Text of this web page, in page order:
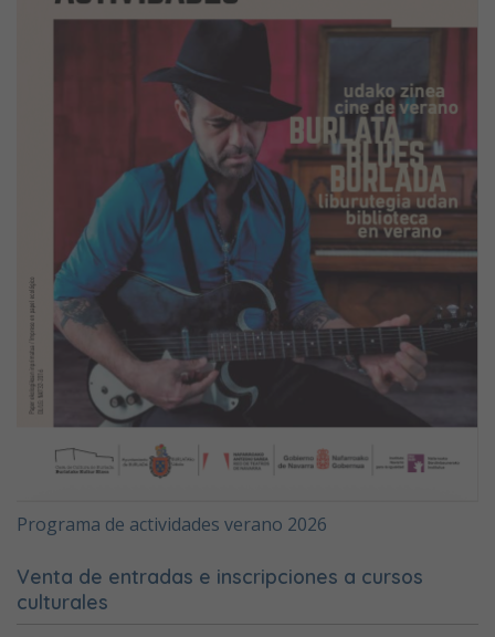
Programa de actividades verano 2026
Venta de entradas e inscripciones a cursos
culturales